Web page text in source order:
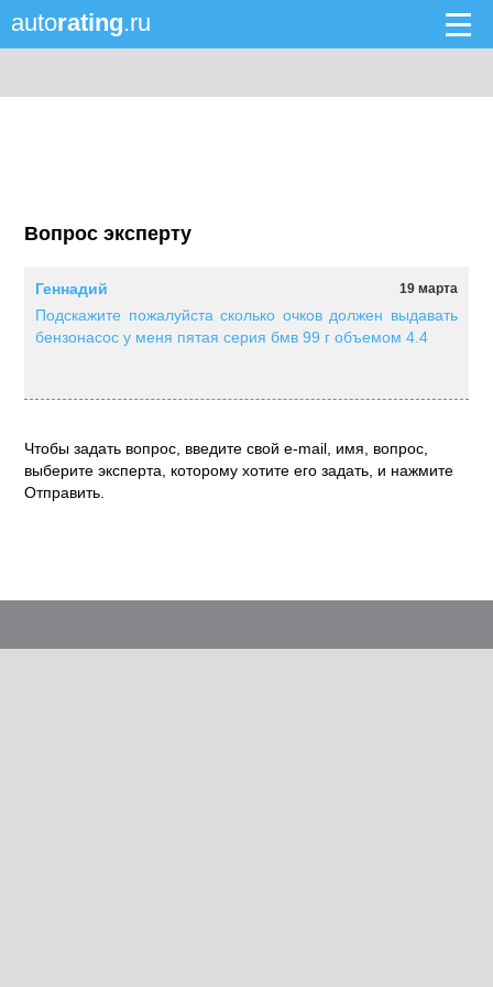
autorating.ru
Вопрос эксперту
19 марта
Геннадий
Подскажите пожалуйста сколько очков должен выдавать
бензонасос у меня пятая серия бмв 99 г объемом 4.4
Чтобы задать вопрос, введите свой e-mail, имя, вопрос,
выберите эксперта, которому хотите его задать, и нажмите
Отправить.